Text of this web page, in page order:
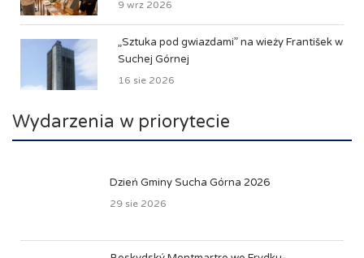
9 wrz 2026
„Sztuka pod gwiazdami” na wieży František w
Suchej Górnej
16 sie 2026
Wydarzenia w priorytecie
Dzień Gminy Sucha Górna 2026
29 sie 2026